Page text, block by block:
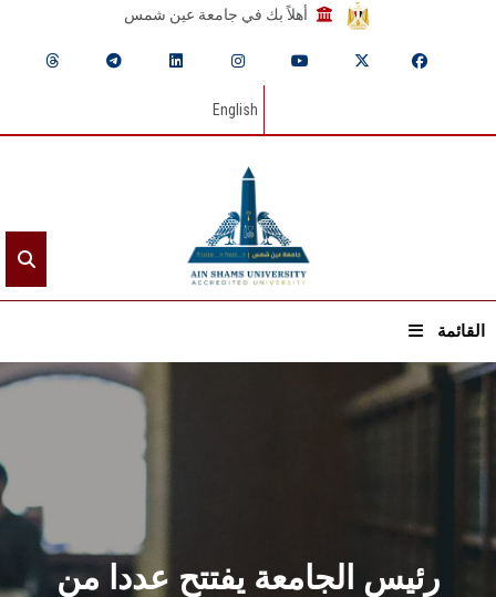
أهلاً بك في جامعة عين شمس
English
القائمة
الرئيسيـة
القطاعـات
الشئون الأكاديمية
رئيس الجامعة يفتتح عددا من